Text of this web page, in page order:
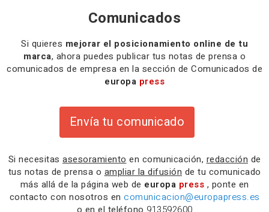
Comunicados
Si quieres mejorar el posicionamiento online de tu
marca, ahora puedes publicar tus notas de prensa o
comunicados de empresa en la sección de Comunicados de
europa press
Envía tu comunicado
Si necesitas asesoramiento en comunicación, redacción de
tus notas de prensa o ampliar la difusión de tu comunicado
más allá de la página web de europa press , ponte en
contacto con nosotros en comunicacion@europapress.es